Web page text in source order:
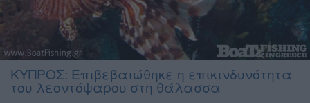
ΚΥΠΡΟΣ: Επιβεβαιώθηκε η επικινδυνότητα
του λεοντόψαρου στη θάλασσα